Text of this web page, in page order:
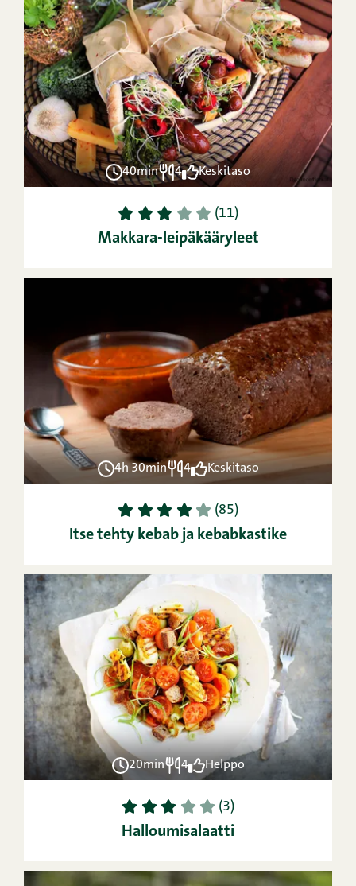
40min 4 Keskitaso
1 2 3 4 5 (11)
Makkara-leipäkääryleet
4h 30min 4 Keskitaso
1 2 3 4 5 (85)
Itse tehty kebab ja kebabkastike
20min 4 Helppo
1 2 3 4 5 (3)
Halloumisalaatti